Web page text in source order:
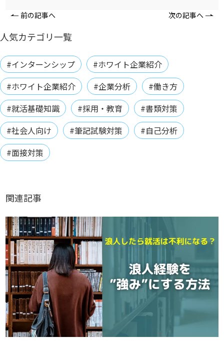
前の記事へ 次の記事へ
人気カテゴリ一覧
#インターンシップ
#ホワイト企業紹介
#ホワイト企業紹介
#企業分析
#働き方
#就活基礎知識
#採用・教育
#書類対策
#社会人向け
#筆記試験対策
#自己分析
#面接対策
関連記事